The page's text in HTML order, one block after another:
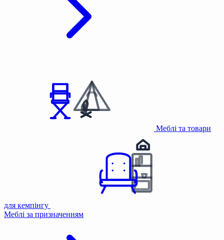
Меблі та товари
для кемпінгу
Меблі за призначенням